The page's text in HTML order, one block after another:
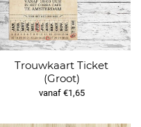
Trouwkaart Ticket
(Groot)
vanaf €1,65